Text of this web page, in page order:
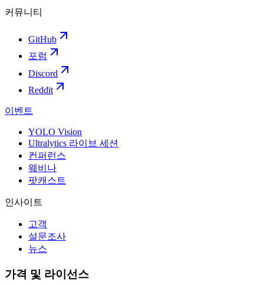
커뮤니티
GitHub
포럼
Discord
Reddit
이벤트
YOLO Vision
Ultralytics 라이브 세션
컨퍼런스
웨비나
팟캐스트
인사이트
고객
설문조사
뉴스
가격 및 라이선스